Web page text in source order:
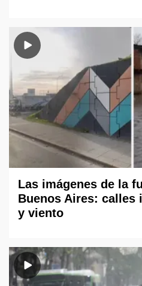
Las imágenes de la
Buenos Aires: calles
y viento